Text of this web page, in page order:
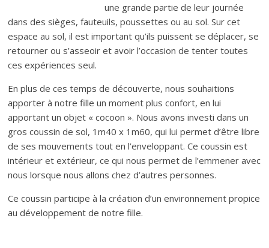
une grande partie de leur journée
dans des sièges, fauteuils, poussettes ou au sol. Sur cet
espace au sol, il est important qu’ils puissent se déplacer, se
retourner ou s’asseoir et avoir l’occasion de tenter toutes
ces expériences seul.
En plus de ces temps de découverte, nous souhaitions
apporter à notre fille un moment plus confort, en lui
apportant un objet « cocoon ». Nous avons investi dans un
gros coussin de sol, 1m40 x 1m60, qui lui permet d’être libre
de ses mouvements tout en l’enveloppant. Ce coussin est
intérieur et extérieur, ce qui nous permet de l’emmener avec
nous lorsque nous allons chez d’autres personnes.
Ce coussin participe à la création d’un environnement propice
au développement de notre fille.